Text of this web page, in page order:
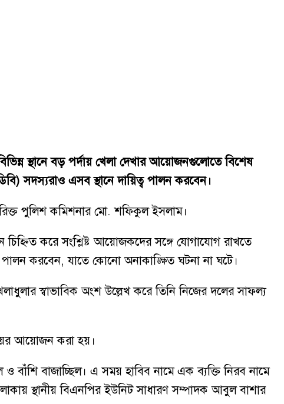
স্থানে বড় পর্দায় খেলা দেখার আয়োজনগুলোতে বিশেষ
সদস্যরাও এসব স্থানে দায়িত্ব পালন করবেন।
পুলিশ কমিশনার মো. শফিকুল ইসলাম।
করে সংশ্লিষ্ট আয়োজকদের সঙ্গে যোগাযোগ রাখতে
পালন করবেন, যাতে কোনো অনাকাঙ্ক্ষিত ঘটনা না ঘটে।
স্বাভাবিক অংশ উল্লেখ করে তিনি নিজের দলের সাফল্য
আয়োজন করা হয়।
বাজাচ্ছিল। এ সময় হাবিব নামে এক ব্যক্তি নিরব নামে
স্থানীয় বিএনপির ইউনিট সাধারণ সম্পাদক আবুল বাশার